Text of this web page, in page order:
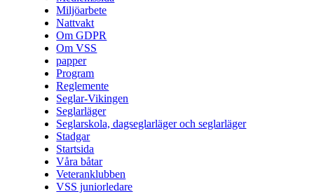
Miljöarbete
Nattvakt
Om GDPR
Om VSS
papper
Program
Reglemente
Seglar-Vikingen
Seglarläger
Seglarskola, dagseglarläger och seglarläger
Stadgar
Startsida
Våra båtar
Veteranklubben
VSS juniorledare